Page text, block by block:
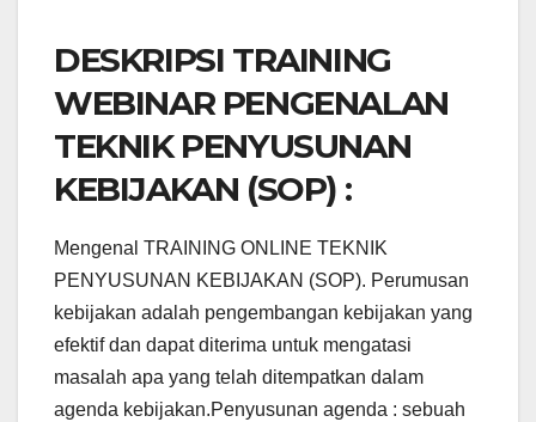
DESKRIPSI TRAINING
WEBINAR PENGENALAN
TEKNIK PENYUSUNAN
KEBIJAKAN (SOP) :
Mengenal TRAINING ONLINE TEKNIK
PENYUSUNAN KEBIJAKAN (SOP). Perumusan
kebijakan adalah pengembangan kebijakan yang
efektif dan dapat diterima untuk mengatasi
masalah apa yang telah ditempatkan dalam
agenda kebijakan.Penyusunan agenda : sebuah